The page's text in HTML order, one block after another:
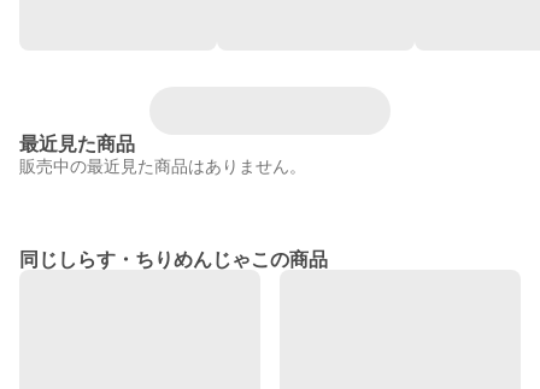
最近見た商品
販売中の最近見た商品はありません。
同じしらす・ちりめんじゃこの商品